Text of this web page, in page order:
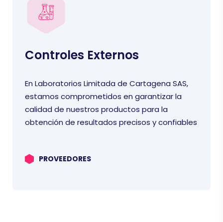
Controles Externos
En Laboratorios Limitada de Cartagena SAS,
estamos comprometidos en garantizar la
calidad de nuestros productos para la
obtención de resultados precisos y confiables
PROVEEDORES